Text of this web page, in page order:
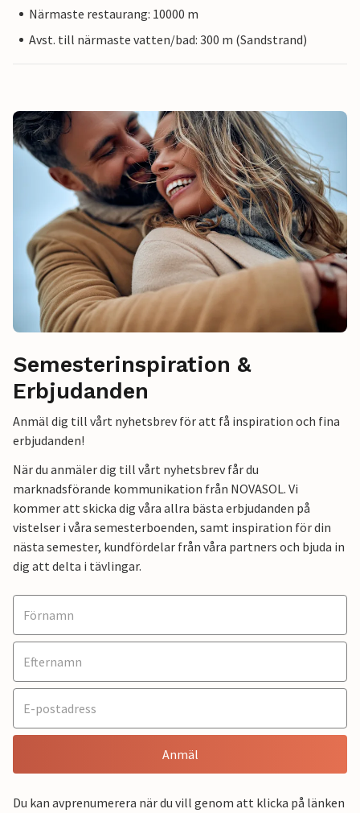
Närmaste restaurang: 10000 m
Avst. till närmaste vatten/bad: 300 m (Sandstrand)
Semesterinspiration &
Erbjudanden
Anmäl dig till vårt nyhetsbrev för att få inspiration och fina
erbjudanden!
När du anmäler dig till vårt nyhetsbrev får du
marknadsförande kommunikation från NOVASOL. Vi
kommer att skicka dig våra allra bästa erbjudanden på
vistelser i våra semesterboenden, samt inspiration för din
nästa semester, kundfördelar från våra partners och bjuda in
dig att delta i tävlingar.
Anmäl
Du kan avprenumerera när du vill genom att klicka på länken